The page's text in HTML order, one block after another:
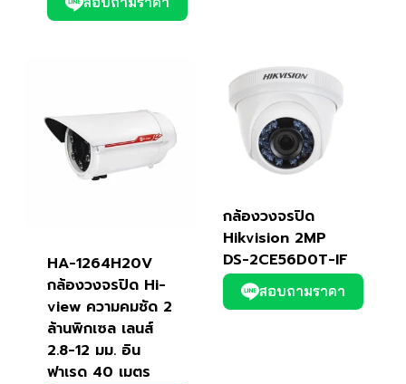
HA-1264H20V
กล้องวงจรปิด Hi-
view ความคมชัด 2
ล้านพิกเซล เลนส์
2.8-12 มม. อิน
ฟาเรด 40 เมตร
กล้องวงจรปิด
Hikvision 2MP
DS-2CE56D0T-IF
สอบถามราคา